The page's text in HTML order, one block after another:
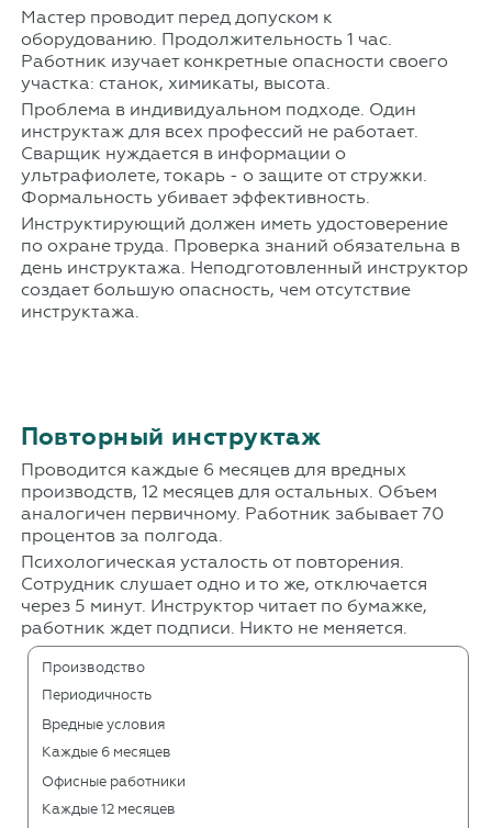
Мастер проводит перед допуском к
оборудованию. Продолжительность 1 час.
Работник изучает конкретные опасности своего
участка: станок, химикаты, высота.
Проблема в индивидуальном подходе. Один
инструктаж для всех профессий не работает.
Сварщик нуждается в информации о
ультрафиолете, токарь - о защите от стружки.
Формальность убивает эффективность.
Инструктирующий должен иметь удостоверение
по охране труда. Проверка знаний обязательна в
день инструктажа. Неподготовленный инструктор
создает большую опасность, чем отсутствие
инструктажа.
Повторный инструктаж
Проводится каждые 6 месяцев для вредных
производств, 12 месяцев для остальных. Объем
аналогичен первичному. Работник забывает 70
процентов за полгода.
Психологическая усталость от повторения.
Сотрудник слушает одно и то же, отключается
через 5 минут. Инструктор читает по бумажке,
работник ждет подписи. Никто не меняется.
Производство
Периодичность
Вредные условия
Каждые 6 месяцев
Офисные работники
Каждые 12 месяцев